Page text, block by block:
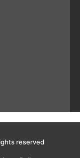
reserved